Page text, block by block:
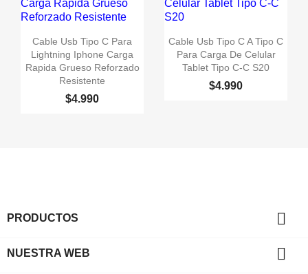
 Vista rápida
Cable Usb Tipo C Para
Lightning Iphone Carga
Rapida Grueso Reforzado
Resistente
$4.990
 Vista rápida
Cable Usb Tipo C A Tipo C
Para Carga De Celular
Tablet Tipo C-C S20
$4.990
PRODUCTOS 
NUESTRA WEB 